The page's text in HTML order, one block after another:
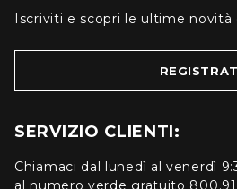
Iscriviti e scopri le ultime novità
SERVIZIO CLIENTI:
Chiamaci dal lunedì al venerdì
al numero verde gratuito